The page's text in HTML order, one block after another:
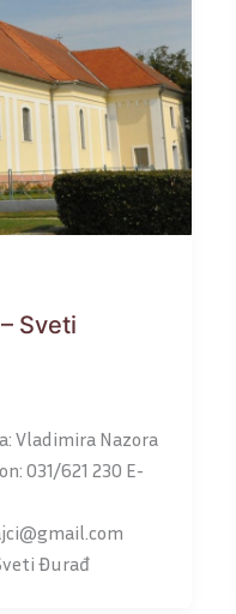
Sveti
Vladimira Nazora
031/621 230 E-
Đurađ